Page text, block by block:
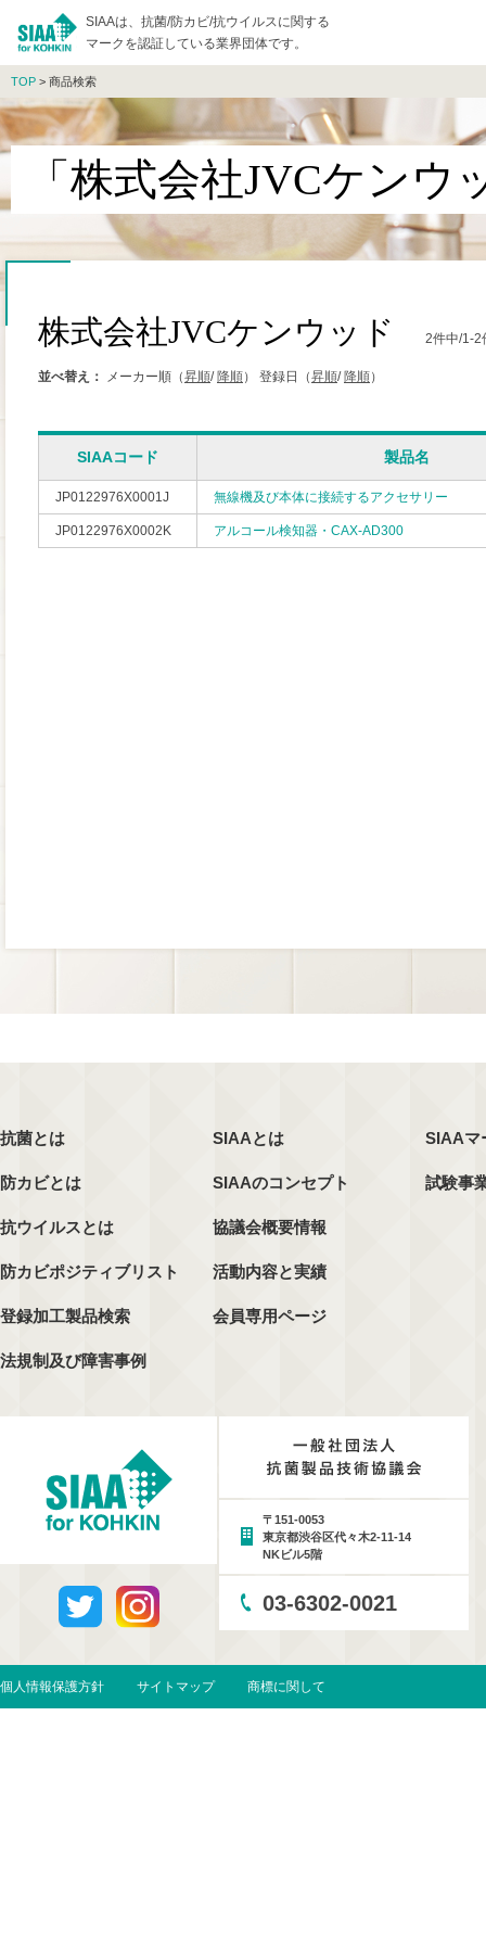
SIAAは、抗菌/防カビ/抗ウイルスに関する
マークを認証している業界団体です。
TOP > 商品検索
「株式会社JVCケンウ
株式会社JVCケンウッド 2件中/1-2
並べ替え： メーカー順（昇順/ 降順） 登録日（昇順/ 降順）
SIAAコード 製品名
JP0122976X0001J 無線機及び本体に接続するアクセサリー
JP0122976X0002K アルコール検知器・CAX-AD300
抗菌とは
防カビとは
抗ウイルスとは
防カビポジティブリスト
登録加工製品検索
法規制及び障害事例
SIAAとは
SIAAのコンセプト
協議会概要情報
活動内容と実績
会員専用ページ
SIAAマ
試験事
〒151-0053
東京都渋谷区代々木2-11-14
NKビル5階
03-6302-0021
個人情報保護方針 サイトマップ 商標に関して